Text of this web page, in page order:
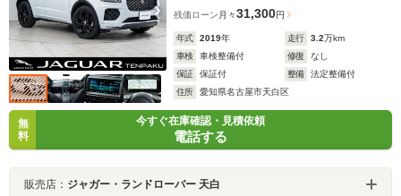
残価ローン 月々31,300円
年式 2019年 走行 3.2万km
車検
車検整備付 修復
なし
保証
保証付 整備
法定整備付
住所
愛知県名古屋市天白区
無
料
今すぐ在庫確認・見積依頼
電話する
販売店： ジャガー・ランドローバー 天白